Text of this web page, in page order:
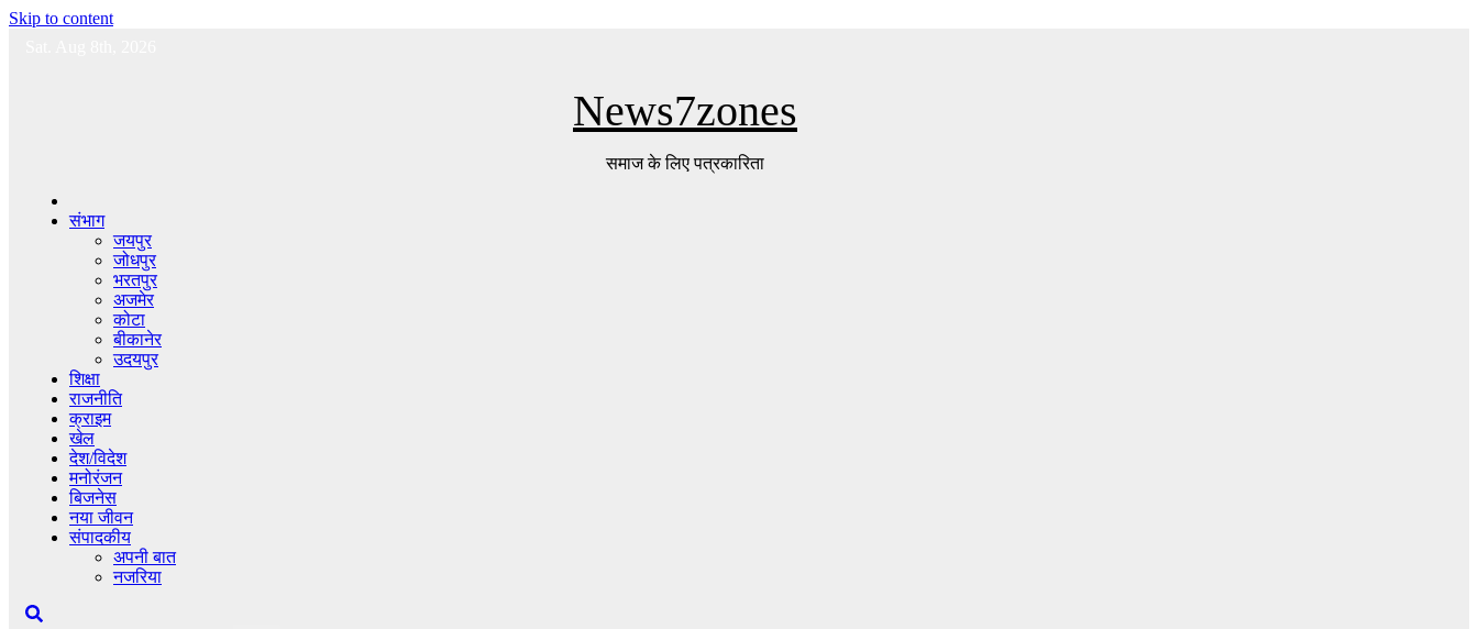
Skip to content
News7zones
समाज के लिए पत्रकारिता
संभाग
जयपुर
जोधपुर
भरतपुर
अजमेर
कोटा
बीकानेर
उदयपुर
शिक्षा
राजनीति
क्राइम
खेल
देश/विदेश
मनोरंजन
बिजनेस
नया जीवन
संपादकीय
अपनी बात
नजरिया